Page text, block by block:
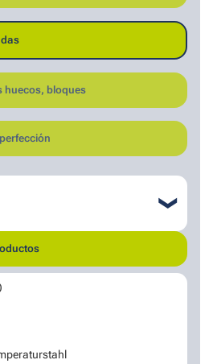
huecos, bloques
❮